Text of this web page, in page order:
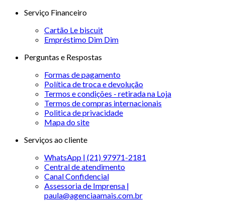
Serviço Financeiro
Cartão Le biscuit
Empréstimo Dim Dim
Perguntas e Respostas
Formas de pagamento
Política de troca e devolução
Termos e condições - retirada na Loja
Termos de compras internacionais
Politica de privacidade
Mapa do site
Serviços ao cliente
WhatsApp | (21) 97971-2181
Central de atendimento
Canal Confidencial
Assessoria de Imprensa |
paula@agenciaamais.com.br